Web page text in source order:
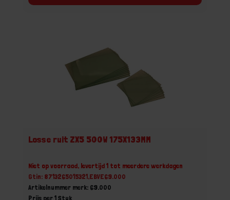
Losse ruit ZX5 500W 175X133MM
Niet op voorraad, levertijd 1 tot meerdere werkdagen
Gtin: 8713265015321,EBVE69.000
Artikelnummer merk: 69.000
Prijs per 1 Stuk